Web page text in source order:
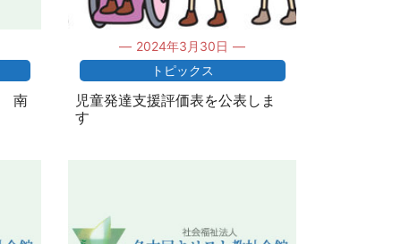
南
2024年3月30日
トピックス
児童発達支援評価表を公表しま
す